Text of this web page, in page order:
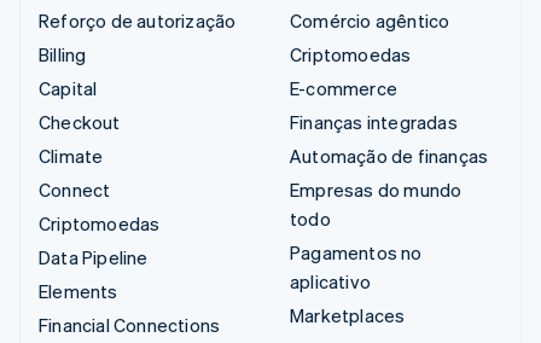
Reforço de autorização
Billing
Capital
Checkout
Climate
Connect
Criptomoedas
Data Pipeline
Elements
Financial Connections
Comércio agêntico
Criptomoedas
E-commerce
Finanças integradas
Automação de finanças
Empresas do mundo
todo
Pagamentos no
aplicativo
Marketplaces